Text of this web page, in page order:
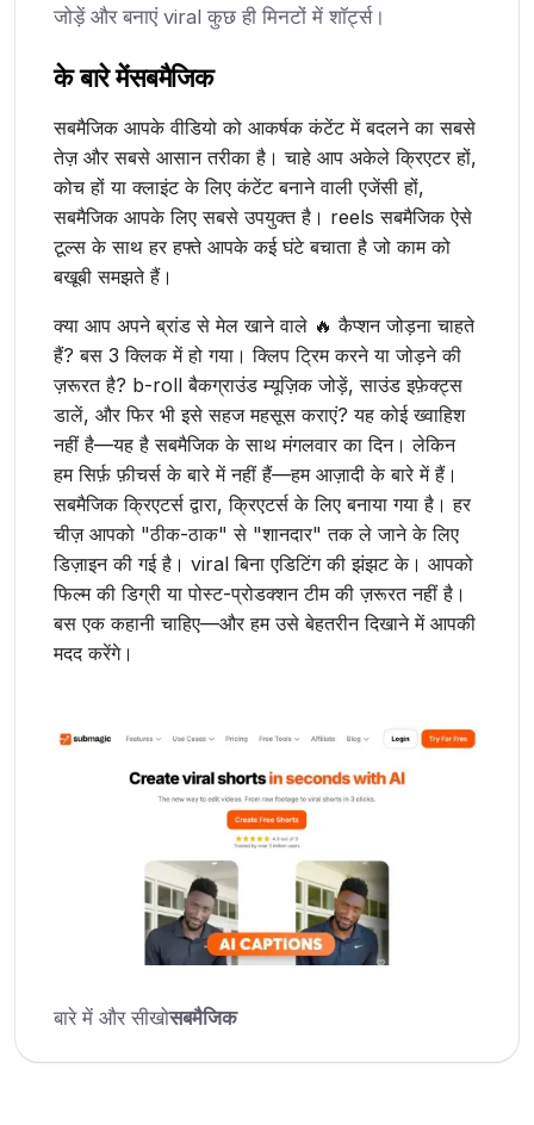
जोड़ें और बनाएं viral कुछ ही मिनटों में शॉर्ट्स।
के बारे मेंसबमैजिक
सबमैजिक आपके वीडियो को आकर्षक कंटेंट में बदलने का सबसे
तेज़ और सबसे आसान तरीका है। चाहे आप अकेले क्रिएटर हों,
कोच हों या क्लाइंट के लिए कंटेंट बनाने वाली एजेंसी हों,
सबमैजिक आपके लिए सबसे उपयुक्त है। reels सबमैजिक ऐसे
टूल्स के साथ हर हफ्ते आपके कई घंटे बचाता है जो काम को
बखूबी समझते हैं।
क्या आप अपने ब्रांड से मेल खाने वाले 🔥 कैप्शन जोड़ना चाहते
हैं? बस 3 क्लिक में हो गया। क्लिप ट्रिम करने या जोड़ने की
ज़रूरत है? b-roll बैकग्राउंड म्यूज़िक जोड़ें, साउंड इफ़ेक्ट्स
डालें, और फिर भी इसे सहज महसूस कराएं? यह कोई ख्वाहिश
नहीं है—यह है सबमैजिक के साथ मंगलवार का दिन। लेकिन
हम सिर्फ़ फ़ीचर्स के बारे में नहीं हैं—हम आज़ादी के बारे में हैं।
सबमैजिक क्रिएटर्स द्वारा, क्रिएटर्स के लिए बनाया गया है। हर
चीज़ आपको "ठीक-ठाक" से "शानदार" तक ले जाने के लिए
डिज़ाइन की गई है। viral बिना एडिटिंग की झंझट के। आपको
फिल्म की डिग्री या पोस्ट-प्रोडक्शन टीम की ज़रूरत नहीं है।
बस एक कहानी चाहिए—और हम उसे बेहतरीन दिखाने में आपकी
मदद करेंगे।
बारे में और सीखोसबमैजिक